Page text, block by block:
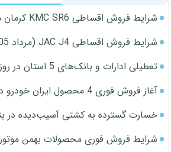
شرایط فروش اقساطی KMC SR6 کرمان موتور اعلام شد
شرایط فروش اقساطی JAC J4 (مرداد 1405)
تعطیلی ادارات و بانک‌های 5 استان در روز چهارشنبه
آغاز فروش فوری 4 محصول ایران خودرو در نمایندگی‌ها
خسارت گسترده به کشتی آسیب‌دیده در
شرایط فروش فوری محصولات بهمن موتور